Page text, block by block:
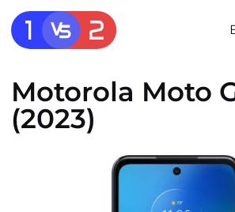
Motorola Moto
(2023)